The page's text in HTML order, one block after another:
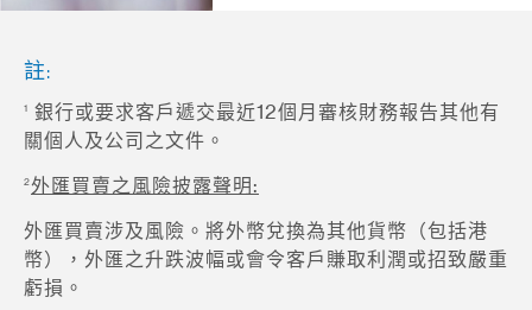
註:
1
銀行或要求客戶遞交最近12個月審核財務報告其他有
關個人及公司之文件。
2外匯買賣之風險披露聲明 :
外匯買賣涉及風險。將外幣兌換為其他貨幣（包括港
幣），外匯之升跌波幅或會令客戶賺取利潤或招致嚴重
虧損。